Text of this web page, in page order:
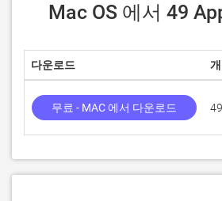
Mac OS 에서 49
다운로드
무료 - MAC 에서 다운로드